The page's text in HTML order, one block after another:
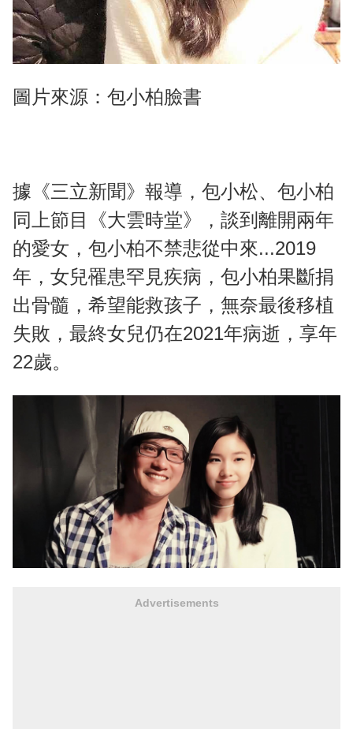
圖片來源：包小柏臉書
據《三立新聞》報導，包小松、包小柏
同上節目《大雲時堂》，談到離開兩年
的愛女，包小柏不禁悲從中來...2019
年，女兒罹患罕見疾病，包小柏果斷捐
出骨髓，希望能救孩子，無奈最後移植
失敗，最終女兒仍在2021年病逝，享年
22歲。
Advertisements